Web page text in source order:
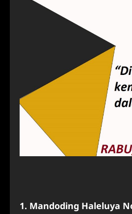
1. Mandoding Haleluya